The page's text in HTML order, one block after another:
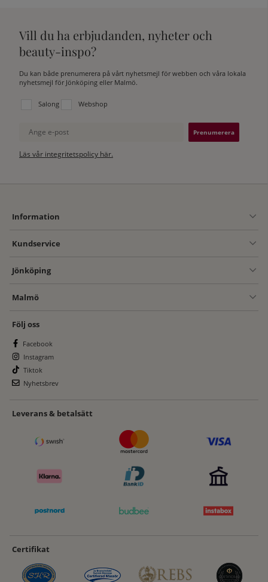
Vill du ha erbjudanden, nyheter och
beauty-inspo?
Du kan både prenumerera på vårt nyhetsmejl för webben och våra lokala
nyhetsmejl för Jönköping eller Malmö.
Välj vilken lista du vill prenumerera på:
Salong Webshop
Ange e-post
Läs vår integritetspolicy här.
Information
Kundservice
Jönköping
Malmö
Följ oss
Facebook
Instagram
Tiktok
Nyhetsbrev
Leverans & betalsätt
Certifikat